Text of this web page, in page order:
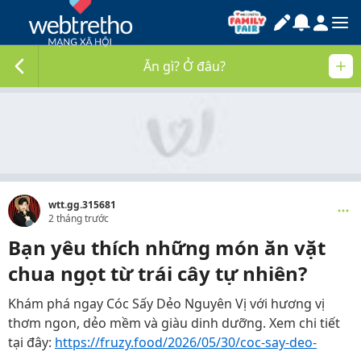
Ăn gì? Ở đâu?
wtt.gg.315681
2 tháng trước
Bạn yêu thích những món ăn vặt
chua ngọt từ trái cây tự nhiên?
Khám phá ngay Cóc Sấy Dẻo Nguyên Vị với hương vị
thơm ngon, dẻo mềm và giàu dinh dưỡng. Xem chi tiết
tại đây: https://fruzy.food/2026/05/30/coc-say-deo-